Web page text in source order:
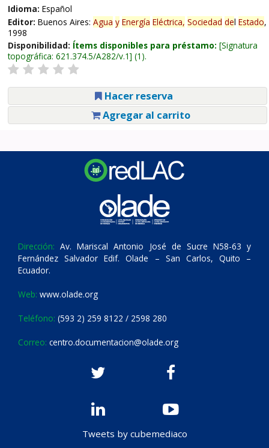
Idioma: Español
Editor: Buenos Aires: Agua y Energía Eléctrica, Sociedad del Estado,
1998
Disponibilidad: Ítems disponibles para préstamo: Signatura
topográfica: 621.374.5/A282/v.1 (1).
Hacer reserva
Agregar al carrito
Dirección: Av. Mariscal Antonio José de Sucre N58-63 y
Fernández Salvador Edif. Olade – San Carlos, Quito –
Ecuador.
Web: www.olade.org
Teléfono: (593 2) 259 8122 / 2598 280
Correo: centro.documentacion@olade.org
Tweets by cubemediaco